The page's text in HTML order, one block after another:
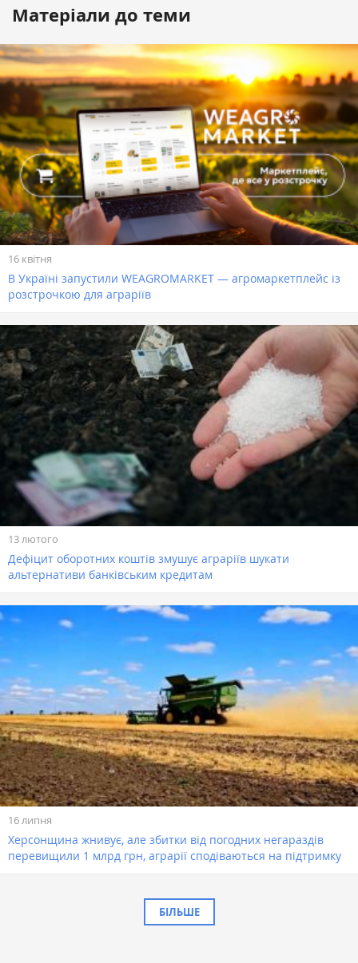
Матеріали до теми
16 квітня
В Україні запустили WEAGROMARKET — агромаркетплейс із
розстрочкою для аграріїв
13 лютого
Дефіцит оборотних коштів змушує аграріїв шукати
альтернативи банківським кредитам
16 липня
Херсонщина жнивує, але збитки від погодних негараздів
перевищили 1 млрд грн, аграрії сподіваються на підтримку
БІЛЬШЕ